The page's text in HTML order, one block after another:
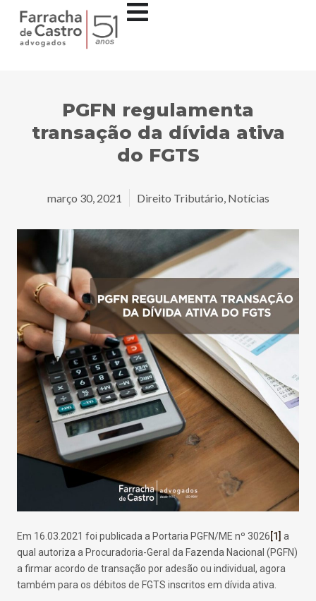
PGFN regulamenta
transação da dívida ativa
do FGTS
março 30, 2021 Direito Tributário, Notícias
Em 16.03.2021 foi publicada a Portaria PGFN/ME nº 3026 [1] a
qual autoriza a Procuradoria-Geral da Fazenda Nacional (PGFN)
a firmar acordo de transação por adesão ou individual, agora
também para os débitos de FGTS inscritos em dívida ativa.